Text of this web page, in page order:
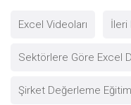
Excel Videoları İleri
Sektörlere Göre Excel
Şirket Değerleme